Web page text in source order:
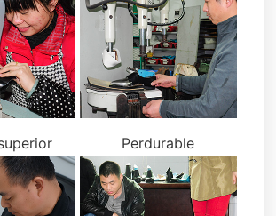
Perdurable